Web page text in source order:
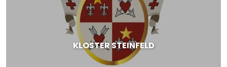
KLOSTER STEINFELD